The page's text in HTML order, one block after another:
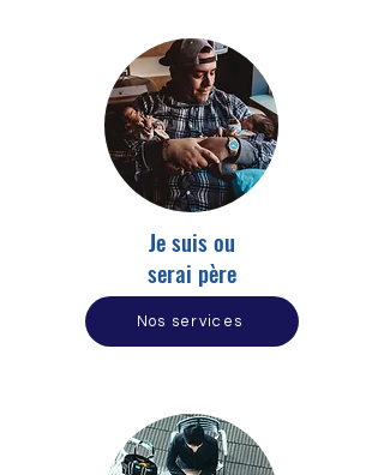
Je suis ou
serai père
Nos services